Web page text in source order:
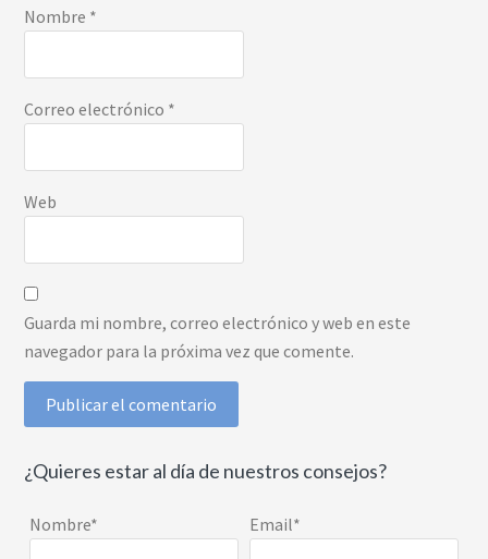
Nombre *
Correo electrónico *
Web
Guarda mi nombre, correo electrónico y web en este
navegador para la próxima vez que comente.
¿Quieres estar al día de nuestros consejos?
Nombre* Email*